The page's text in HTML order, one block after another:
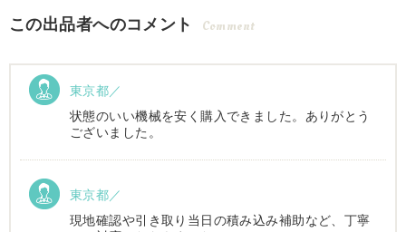
この出品者へのコメント Comment
東京都／
状態のいい機械を安く購入できました。ありがとう
ございました。
東京都／
現地確認や引き取り当日の積み込み補助など、丁寧